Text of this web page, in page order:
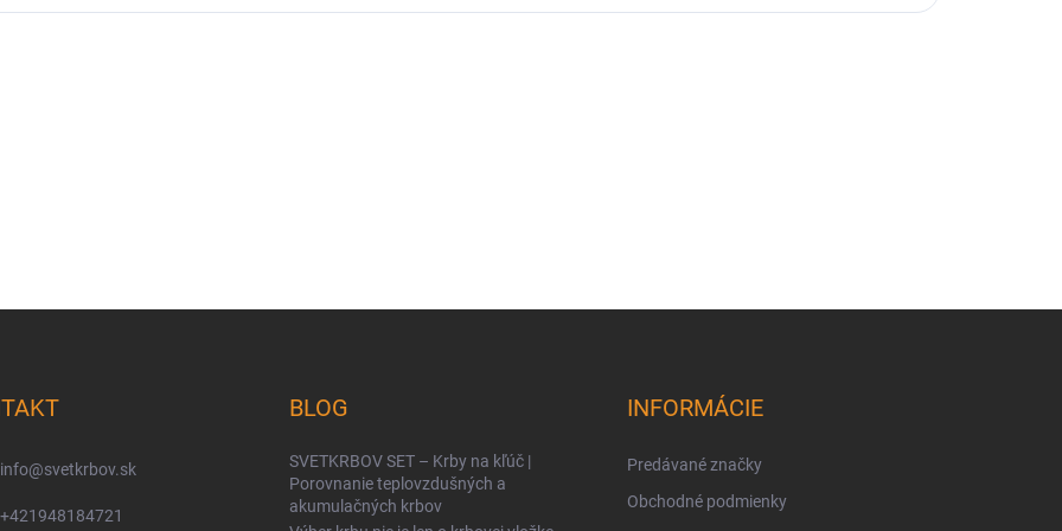
info@svetkrbov.sk
+421948184721
BLOG
SVETKRBOV SET – Krby na kľúč |
Porovnanie teplovzdušných a
akumulačných krbov
INFORMÁCIE
Predávané značky
Obchodné podmienky